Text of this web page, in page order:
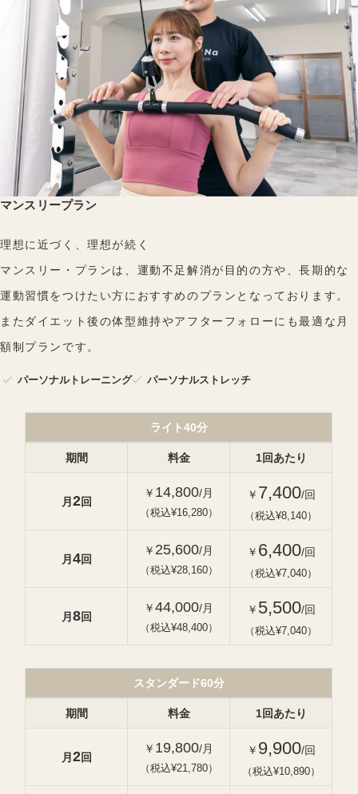
マンスリープラン
理想に近づく、理想が続く
マンスリー・プランは、運動不足解消が目的の方や、長期的な
運動習慣をつけたい方におすすめのプランとなっております。
またダイエット後の体型維持やアフターフォローにも最適な月
額制プランです。
パーソナルトレーニング パーソナルストレッチ
ライト40分
期間 料金 1回あたり
月 2回
￥ 14,800/月
（税込¥16,280）
￥ 7,400/回
（税込¥8,140）
月 4回
￥ 25,600/月
（税込¥28,160）
￥ 6,400/回
（税込¥7,040）
月 8回
￥44,000/月
（税込¥48,400）
￥ 5,500/回
（税込¥7,040）
スタンダード60分
期間 料金 1回あたり
月 2回
￥ 19,800/月
（税込¥21,780）
￥ 9,900/回
（税込¥10,890）